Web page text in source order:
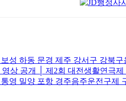
성 하동 문경 제주 강서구 강북
상 공개 │ 제2회 대전생활연극제
영 밀양 포항 경주음주운전구제